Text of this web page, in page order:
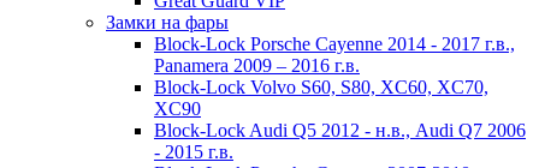
Замки на фары
Block-Lock Porsche Cayenne 2014 - 2017 г.в.,
Panamera 2009 – 2016 г.в.
Block-Lock Volvo S60, S80, XC60, XC70,
XC90
Block-Lock Audi Q5 2012 - н.в., Audi Q7 2006
- 2015 г.в.